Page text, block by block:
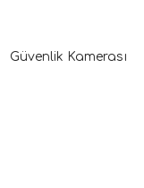
Güvenlik Kamerası